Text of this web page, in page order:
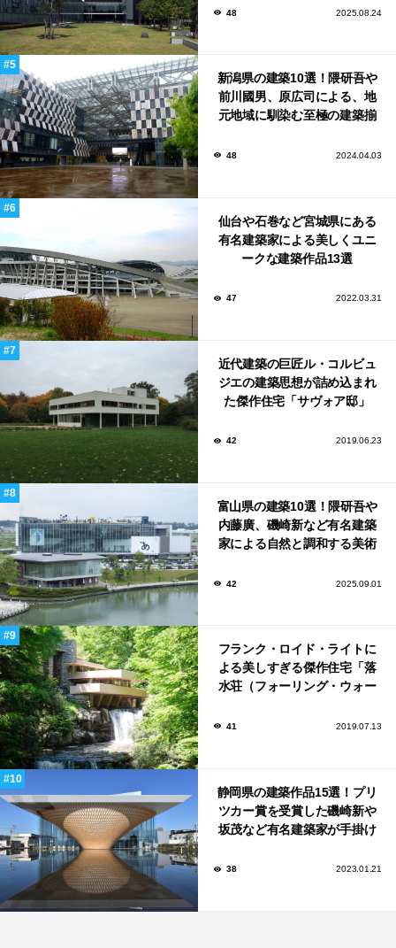
48 2025.08.24
新潟県の建築10選！隈研吾や
前川國男、原広司による、地
元地域に馴染む至極の建築揃
48 2024.04.03
仙台や石巻など宮城県にある
有名建築家による美しくユニ
ークな建築作品13選
47 2022.03.31
近代建築の巨匠ル・コルビュ
ジエの建築思想が詰め込まれ
た傑作住宅「サヴォア邸」
42 2019.06.23
富山県の建築10選！隈研吾や
内藤廣、磯崎新など有名建築
家による自然と調和する美術
42 2025.09.01
フランク・ロイド・ライトに
よる美しすぎる傑作住宅「落
水荘（フォーリング・ウォー
41 2019.07.13
静岡県の建築作品15選！プリ
ツカー賞を受賞した磯崎新や
坂茂など有名建築家が手掛け
38 2023.01.21